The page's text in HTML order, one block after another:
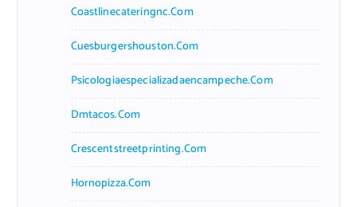
Coastlinecateringnc.com
Cuesburgershouston.com
Psicologiaespecializadaencampeche.com
Dmtacos.com
Crescentstreetprinting.com
Hornopizza.com